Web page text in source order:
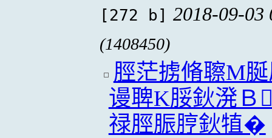
[272 b] 2018-09-03
(1408450)
脛茫掳脩聺M
谩聛K脮鈥溌Ｂ
禄脛脤脝鈥犆�